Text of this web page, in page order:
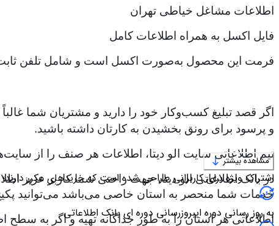
اطلاعات مشاغل خیاطی تهران
فایل اکسل به همراه اطلاعات کامل
فرمت این محصول به‌صورت اکسل است و شامل تلفن
اگر قصد تبلیغ کسب‌وکار خود را دارید و مشتریان شما
و پرسود برای رونق بخشیدن به کارتان داشته باشید.
تیم اطلاعاتی سایت الو دیتا، اطلاعات هر صنف را از
در بانک اطلاعاتی الو دیتا، جهت راحتی شما کاربر عزیز
خدمات شما منحصر به استان خاصی می‌باشد می‌توانید
اطلاعاتی هر استان را به طور جداگانه تهیه و اگر به سطح
مشاهده بیشتر
اشتراک ویژه برای کاربرانی طراحی شده است که خریدهای مکرر
به روز رسانی دوره ایبروزرسانی دوره ای بانک اطلاعاتی